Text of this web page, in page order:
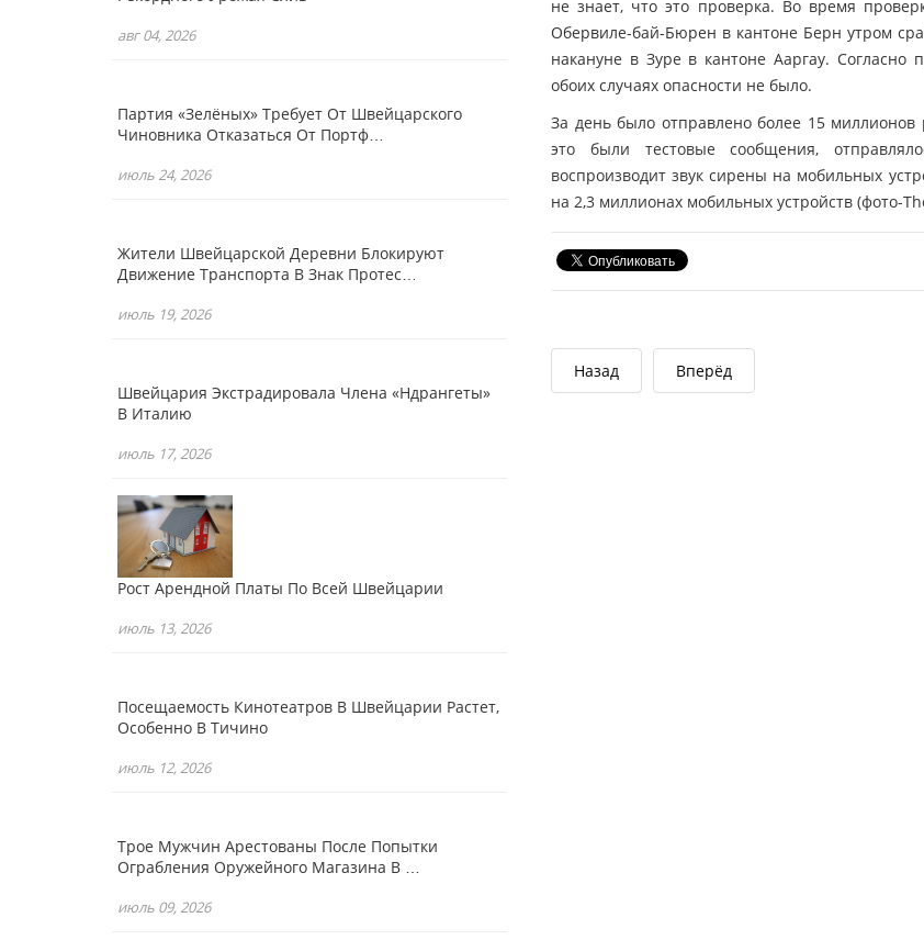
не знает, что это проверка. Во время
Обервиле-бай-Бюрен в кантоне Берн утром
накануне в Зуре в кантоне Ааргау. Согласно
обоих случаях опасности не было.
За день было отправлено более 15
это были тестовые сообщения,
воспроизводит звук сирены на мобильных
на 2,3 миллионах мобильных устройств (фото-
Назад Вперёд
авг 04, 2026
Партия «зелёных» Требует От Швейцарского
Чиновника Отказаться От Портф…
июль 24, 2026
Жители Швейцарской Деревни Блокируют
Движение Транспорта В Знак Протес…
июль 19, 2026
Швейцария Экстрадировала Члена «Ндрангеты»
В Италию
июль 17, 2026
Рост Арендной Платы По Всей Швейцарии
июль 13, 2026
Посещаемость Кинотеатров В Швейцарии Растет,
Особенно В Тичино
июль 12, 2026
Трое Мужчин Арестованы После Попытки
Ограбления Оружейного Магазина В …
июль 09, 2026